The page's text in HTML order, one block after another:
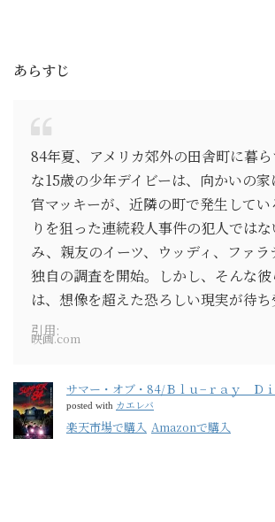
あらすじ
84年夏、アメリカ郊外の田舎町に暮
な15歳の少年デイビーは、向かいの
官マッキーが、近隣の町で発生して
りを狙った連続殺人事件の犯人では
み、親友のイーツ、ウッディ、ファラ
独自の調査を開始。しかし、そんな
は、想像を超えた恐ろしい現実が待ち
引用:
映画.com
サマー・オブ・84/Ｂｌｕ−ｒａｙ Ｄ
posted with カエレバ
楽天市場で購入 Amazonで購入